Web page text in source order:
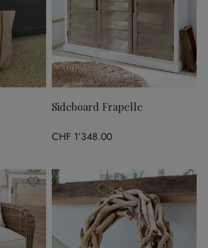
Sideboard Frapelle
CHF 1’348.00